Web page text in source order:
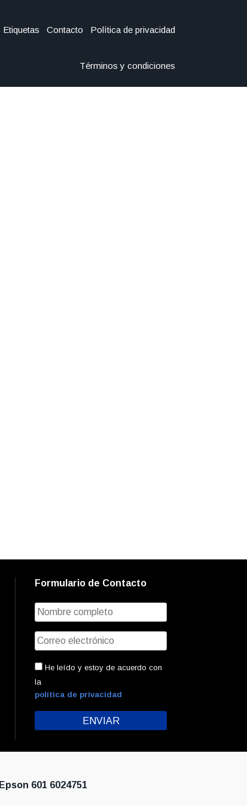
Etiquetas Contacto Política de privacidad
Términos y condiciones
Formulario de Contacto
He leído y estoy de acuerdo con
la
política de privacidad
Epson 601 6024751